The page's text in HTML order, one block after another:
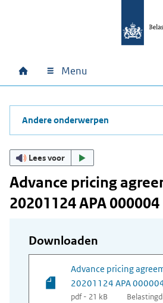
Hoofdnavigatie
Home Menu
Andere onderwerpen
Lees voor
Advance pricing
20201124 APA 000004
Downloaden
Advance pricing
20201124 APA
pdf - 21 kB